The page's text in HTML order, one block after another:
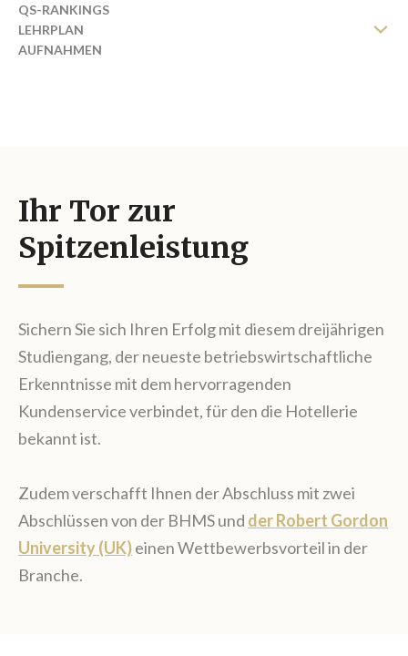
QS-RANKINGS
LEHRPLAN
AUFNAHMEN
Ihr Tor zur
Spitzenleistung
Sichern Sie sich Ihren Erfolg mit diesem dreijährigen
Studiengang, der neueste betriebswirtschaftliche
Erkenntnisse mit dem hervorragenden
Kundenservice verbindet, für den die Hotellerie
bekannt ist.
Zudem verschafft Ihnen der Abschluss mit zwei
Abschlüssen von der BHMS und der Robert Gordon
University (UK)einen Wettbewerbsvorteil in der
Branche.